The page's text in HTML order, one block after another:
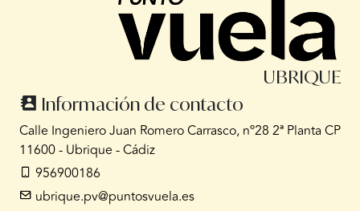
UBRIQUE
Información de contacto
Calle Ingeniero Juan Romero Carrasco, nº28 2ª Planta CP
11600 - Ubrique - Cádiz
956900186
ubrique.pv@puntosvuela.es